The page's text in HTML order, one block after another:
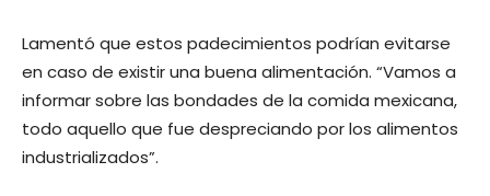
Lamentó que estos padecimientos podrían evitarse
en caso de existir una buena alimentación. “Vamos a
informar sobre las bondades de la comida mexicana,
todo aquello que fue despreciando por los alimentos
industrializados”.